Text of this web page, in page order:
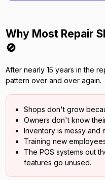
Why Most Repair
🚫
After nearly 15 years in the
pattern over and over again.
Shops don't grow
Owners don't know
Inventory is messy and
Training new
The POS systems out
features go unused.